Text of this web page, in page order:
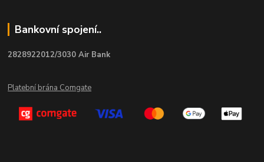
Bankovní spojení..
2828922012/3030 Air Bank
Platební brána Comgate